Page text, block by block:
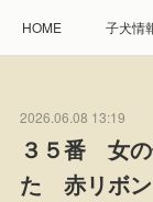
HOME 子犬情
遺伝疾患への取り組み
プレジール親睦会
2026.06.08 13:19
３５番 女
た 赤リボン